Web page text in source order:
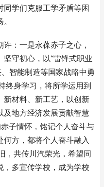
学们克服工学矛盾等困
：一是永葆赤子之心，
守初心，以“雷锋式职业
智能制造等国家战略中勇
终身学习，将所学运用到
新材料、新工艺，以创新
及地方经济发展贡献智慧
子情怀，铭记个人奋斗与
何方，都将个人奋斗融入
，共传川汽荣光，希望同
，多宣传学校，成为学校